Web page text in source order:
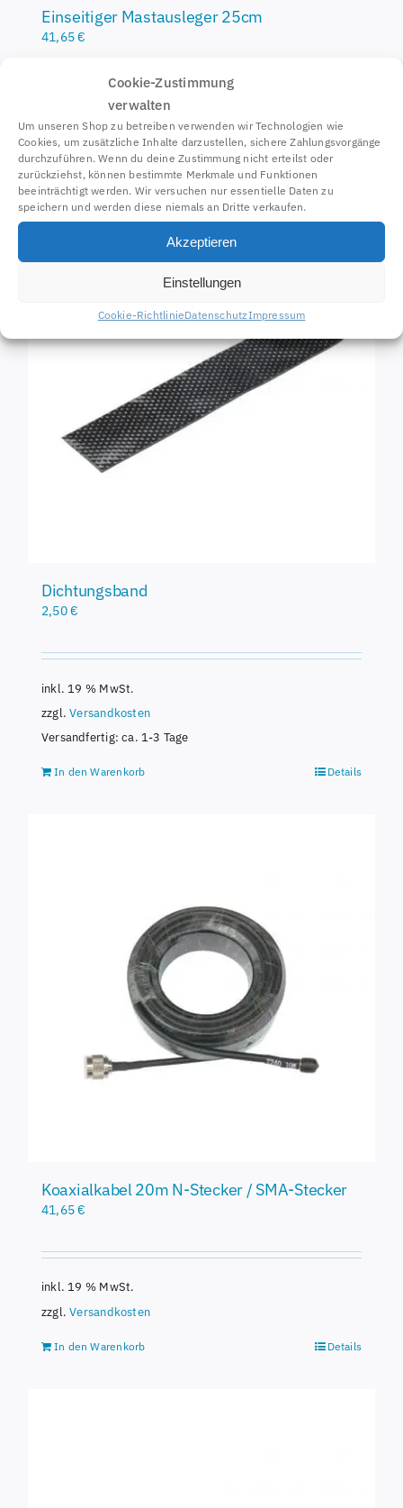
Cookie-Zustimmung
verwalten
Um unseren Shop zu betreiben verwenden wir Technologien wie
Cookies, um zusätzliche Inhalte darzustellen, sichere Zahlungsvorgänge
durchzuführen. Wenn du deine Zustimmung nicht erteilst oder
zurückziehst, können bestimmte Merkmale und Funktionen
beeinträchtigt werden. Wir versuchen nur essentielle Daten zu
speichern und werden diese niemals an Dritte verkaufen.
Akzeptieren
Einstellungen
Cookie-RichtlinieDatenschutzImpressum
Einseitiger Mastausleger 25cm
41,65€
inkl. 19 % MwSt.
zzgl.Versandkosten
Details
Dichtungsband
2,50€
inkl. 19 % MwSt.
zzgl.Versandkosten
Versandfertig:ca. 1-3 Tage
In den Warenkorb Details
Koaxialkabel 20m N-Stecker / SMA-Stecker
41,65€
inkl. 19 % MwSt.
zzgl.Versandkosten
In den Warenkorb Details